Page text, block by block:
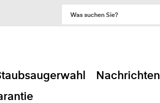
Nachrichten